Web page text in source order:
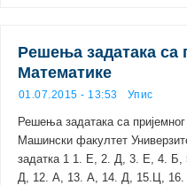
Решења задатака са
Математике
01.07.2015 - 13:53 Упис
Решења задатака са
Машински факултет
задатка 1 1. Е, 2. Д, 3. Е, 4.
Д, 12. А, 13. А, 14. Д, 15.Ц,